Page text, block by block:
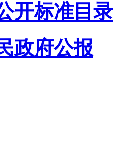
开标准目录
政府公报